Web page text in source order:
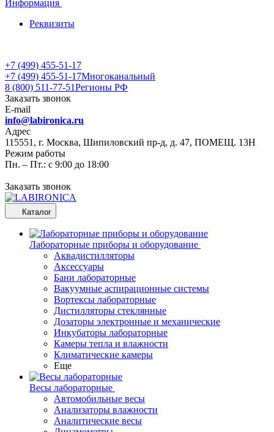
Информация
Реквизиты
+7 (499) 455-51-17
+7 (499) 455-51-17Многоканальный
8 (800) 511-77-51Регионы РФ
Заказать звонок
E-mail
info@labironica.ru
Адрес
115551, г. Москва, Шипиловский пр-д, д. 47, ПОМЕЩ. 13Н
Режим работы
Пн. – Пт.: с 9:00 до 18:00
Заказать звонок
Каталог
Лабораторные приборы и оборудование
Аквадистилляторы
Аксессуары
Бани лабораторные
Вакуумные аспирационные системы
Вортексы лабораторные
Дистилляторы стеклянные
Дозаторы электронные и механические
Инкубаторы лабораторные
Камеры тепла и влажности
Климатические камеры
Еще
Весы лабораторные
Автомобильные весы
Анализаторы влажности
Аналитические весы